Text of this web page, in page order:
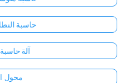
حاسبة
آلة
محول